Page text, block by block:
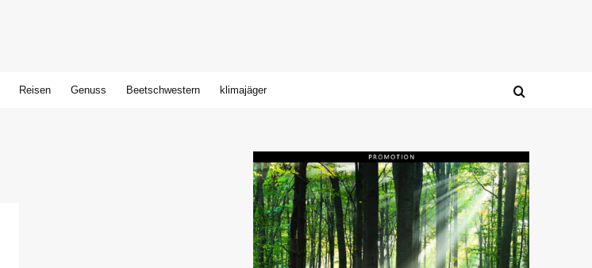
Reisen Genuss Beetschwestern klimajäger